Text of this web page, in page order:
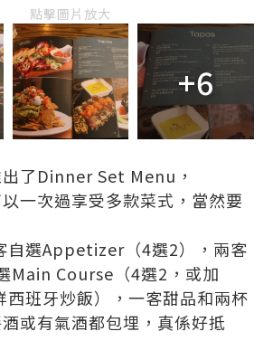
點擊圖片放大
+6
了Dinner Set Menu，
一次過享受多款菜式，當然要
自選Appetizer（4選2），兩客
Main Course（4選2，或加
西班牙炒飯），一客甜品和兩杯
或有氣酒都包埋，真係好抵